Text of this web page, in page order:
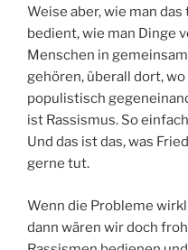
Weise aber, wie man
bedient, wie man Dinge
Menschen in
gehören, überall dort,
populistisch
ist Rassismus. So
Und das ist das, was
gerne tut.
Wenn die Probleme
dann wären wir doch